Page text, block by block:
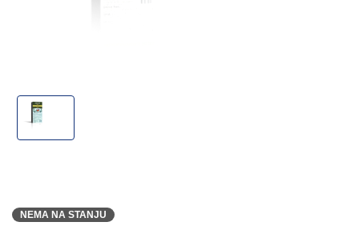
NEMA NA STANJU